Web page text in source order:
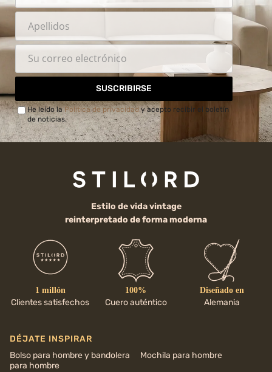
SUSCRIBIRSE
He leído laPolítica de privacidady acepto recibir el boletín
de noticias.
Estilo de vida vintage
reinterpretado de forma moderna
1 millón
Clientes satisfechos
100%
Cuero auténtico
Diseñado en
Alemania
DÉJATE INSPIRAR
Bolso para hombre y bandolera
para hombre
Mochila para hombre